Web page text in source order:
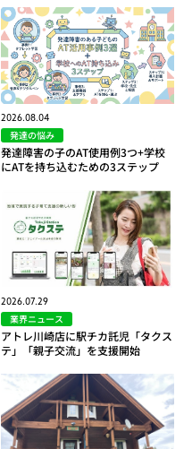
2026.08.04
発達の悩み
発達障害の子のAT使用例3つ+学校
にATを持ち込むための3ステップ
2026.07.29
業界ニュース
アトレ川崎店に駅チカ託児「タクス
テ」「親子交流」を支援開始